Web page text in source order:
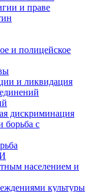
и праве
и полицейское
и ликвидация
дискриминация
борьба с
населением и
культуры